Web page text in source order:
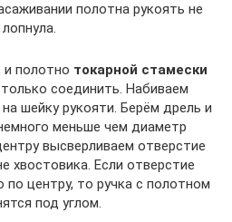
полотна рукоять не
лопнула.
и полотно токарной стамески
соединить. Набиваем
шейку рукояти. Берём дрель и
меньше чем диаметр
высверливаем отверстие
хвостовика. Если отверстие
по центру, то ручка с полотном
под углом.